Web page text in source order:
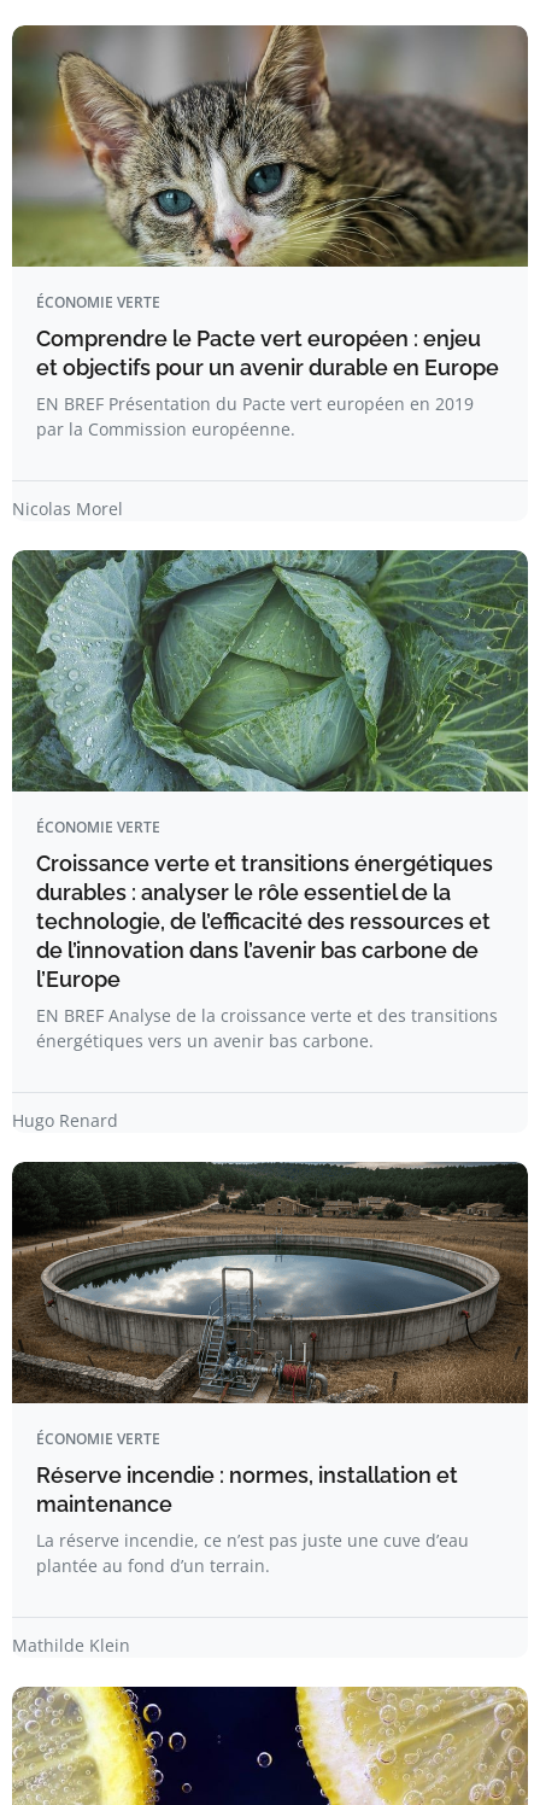
ÉCONOMIE VERTE
Comprendre le Pacte vert européen : enjeu
et objectifs pour un avenir durable en Europe
EN BREF Présentation du Pacte vert européen en 2019
par la Commission européenne.
Nicolas Morel
ÉCONOMIE VERTE
Croissance verte et transitions énergétiques
durables : analyser le rôle essentiel de la
technologie, de l’efficacité des ressources et
de l’innovation dans l’avenir bas carbone de
l’Europe
EN BREF Analyse de la croissance verte et des transitions
énergétiques vers un avenir bas carbone.
Hugo Renard
ÉCONOMIE VERTE
Réserve incendie : normes, installation et
maintenance
La réserve incendie, ce n’est pas juste une cuve d’eau
plantée au fond d’un terrain.
Mathilde Klein